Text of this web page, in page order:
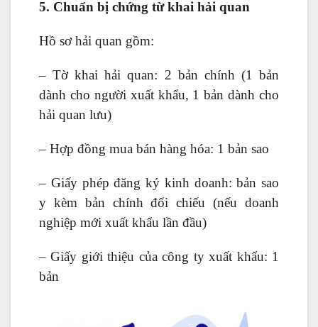
5. Chuẩn bị chứng từ khai hải quan
Hồ sơ hải quan gồm:
– Tờ khai hải quan: 2 bản chính (1 bản
dành cho người xuất khẩu, 1 bản dành cho
hải quan lưu)
– Hợp đồng mua bán hàng hóa: 1 bản sao
– Giấy phép đăng ký kinh doanh: bản sao
y kèm bản chính đối chiếu (nếu doanh
nghiệp mới xuất khẩu lần đầu)
– Giấy giới thiệu của công ty xuất khẩu: 1
bản